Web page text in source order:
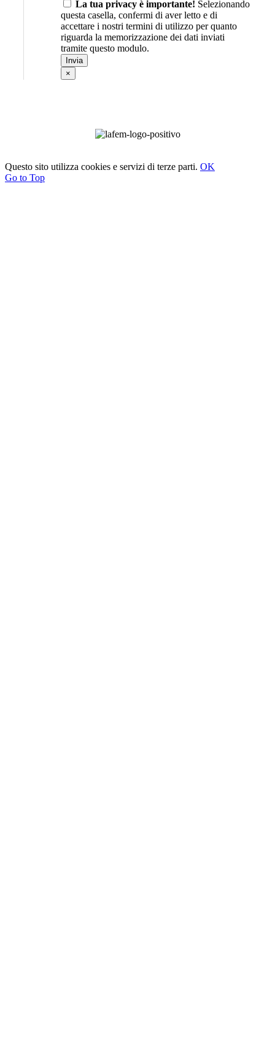
La tua privacy è importante! Selezionando
questa casella, confermi di aver letto e di
accettare i nostri termini di utilizzo per quanto
riguarda la memorizzazione dei dati inviati
tramite questo modulo.
×
Questo sito utilizza cookies e servizi di terze parti. OK
Go to Top